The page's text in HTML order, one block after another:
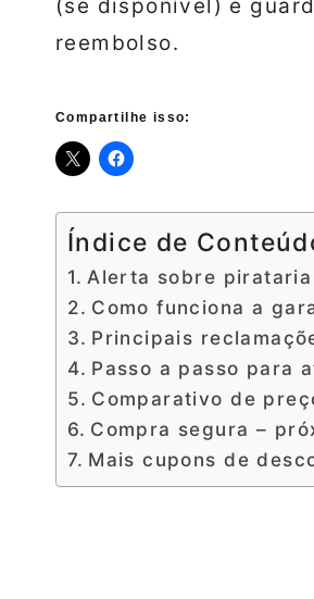
(se disponível) e
reembolso.
Compartilhe isso:
Índice de
Alerta sobre
Como funciona a
Principais
Passo a passo para
Comparativo de
Compra segura –
Mais cupons de